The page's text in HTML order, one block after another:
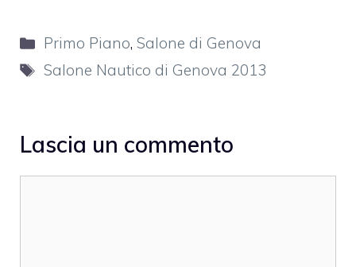
Categorie
Primo Piano,Salone di Genova
Tag
Salone Nautico di Genova 2013
Lascia un commento